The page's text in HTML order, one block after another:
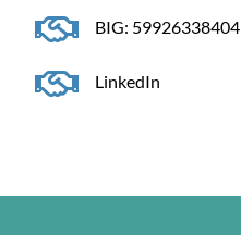
 BIG: 59926338404
 LinkedIn